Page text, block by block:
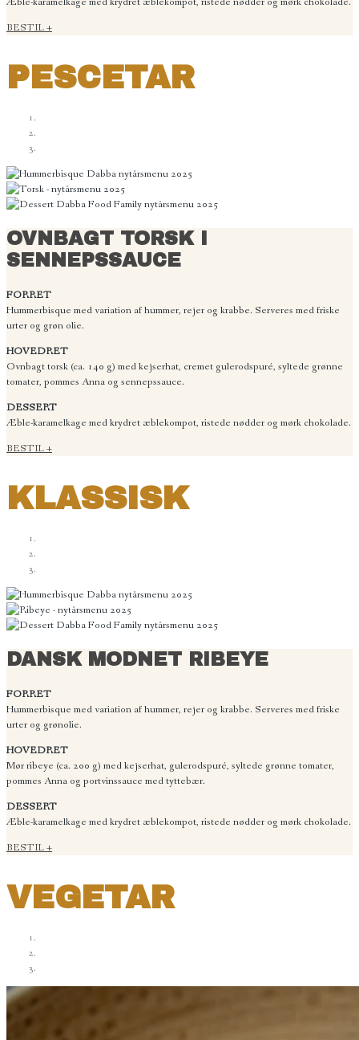
BESTIL +
PESCETAR
OVNBAGT TORSK I
SENNEPSSAUCE
FORRET
Hummerbisque med variation af hummer, rejer og krabbe. Serveres med friske
urter og grøn olie.
HOVEDRET
Ovnbagt torsk (ca. 140 g) med kejserhat, cremet gulerodspuré, syltede grønne
tomater, pommes Anna og sennepssauce.
DESSERT
Æble-karamelkage med krydret æblekompot, ristede nødder og mørk chokolade.
BESTIL +
KLASSISK
DANSK MODNET RIBEYE
FORRET
Hummerbisque med variation af hummer, rejer og krabbe. Serveres med friske
urter og grønolie.
HOVEDRET
Mør ribeye (ca. 200 g) med kejserhat, gulerodspuré, syltede grønne tomater,
pommes Anna og portvinssauce med tyttebær.
DESSERT
Æble-karamelkage med krydret æblekompot, ristede nødder og mørk chokolade.
BESTIL +
VEGETAR